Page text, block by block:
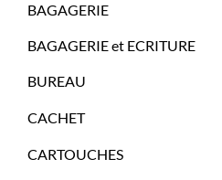
BAGAGERIE
BAGAGERIE et ECRITURE
BUREAU
CACHET
CARTOUCHES